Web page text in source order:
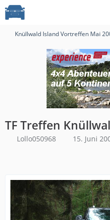
Knüllwald Island Vortreffen Mai
TF Treffen
Lollo050968 15. Juni